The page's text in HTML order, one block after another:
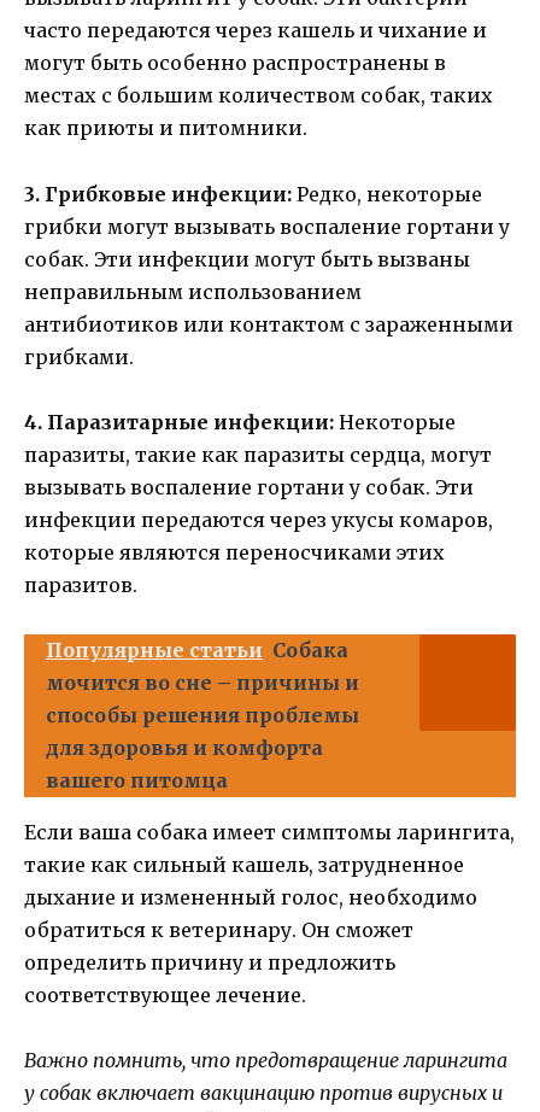
часто передаются через кашель и чихание и
могут быть особенно распространены в
местах с большим количеством собак, таких
как приюты и питомники.
3. Грибковые инфекции: Редко, некоторые
грибки могут вызывать воспаление гортани у
собак. Эти инфекции могут быть вызваны
неправильным использованием
антибиотиков или контактом с зараженными
грибками.
4. Паразитарные инфекции: Некоторые
паразиты, такие как паразиты сердца, могут
вызывать воспаление гортани у собак. Эти
инфекции передаются через укусы комаров,
которые являются переносчиками этих
паразитов.
Популярные статьи Собака
мочится во сне – причины и
способы решения проблемы
для здоровья и комфорта
вашего питомца
Если ваша собака имеет симптомы ларингита,
такие как сильный кашель, затрудненное
дыхание и измененный голос, необходимо
обратиться к ветеринару. Он сможет
определить причину и предложить
соответствующее лечение.
Важно помнить, что предотвращение ларингита
у собак включает вакцинацию против вирусных и